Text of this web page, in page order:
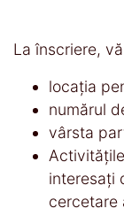
La înscriere,
locația
numărul
vârsta
interesați
cercetare